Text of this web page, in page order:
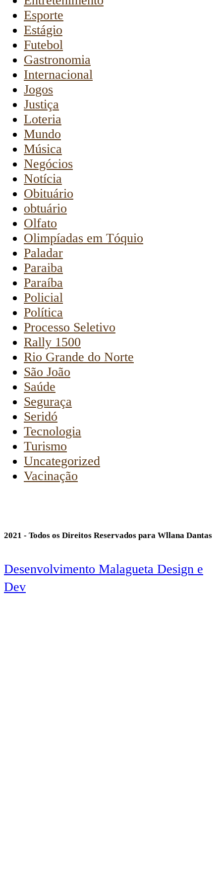
Esporte
Estágio
Futebol
Gastronomia
Internacional
Jogos
Justiça
Loteria
Mundo
Música
Negócios
Notícia
Obituário
obtuário
Olfato
Olimpíadas em Tóquio
Paladar
Paraiba
Paraíba
Policial
Política
Processo Seletivo
Rally 1500
Rio Grande do Norte
São João
Saúde
Seguraça
Seridó
Tecnologia
Turismo
Uncategorized
Vacinação
2021 - Todos os Direitos Reservados para Wllana Dantas
Desenvolvimento Malagueta Design e
Dev